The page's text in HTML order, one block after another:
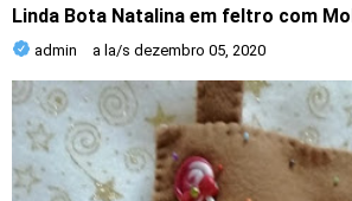
Linda Bota Natalina em feltro com
admin a la/s dezembro 05, 2020